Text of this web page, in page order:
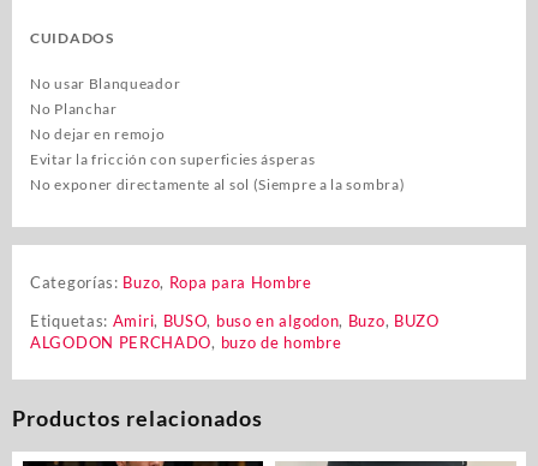
CUIDADOS
No usar Blanqueador
No Planchar
No dejar en remojo
Evitar la fricción con superficies ásperas
No exponer directamente al sol (Siempre a la sombra)
Categorías: Buzo, Ropa para Hombre
Etiquetas: Amiri, BUSO, buso en algodon, Buzo, BUZO
ALGODON PERCHADO, buzo de hombre
Productos relacionados